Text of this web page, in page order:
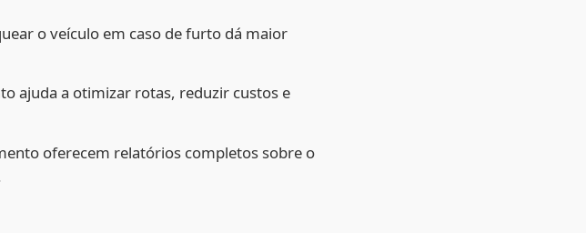
o veículo em caso de furto dá maior
ajuda a otimizar rotas, reduzir custos e
oferecem relatórios completos sobre o